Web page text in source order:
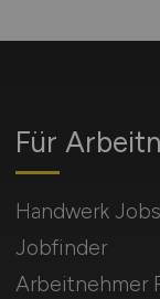
Für
Handwerk
Jobfinder
Arbeitnehmer